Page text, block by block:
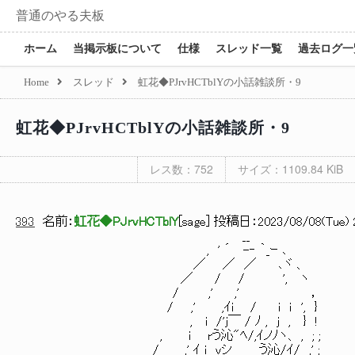
普通のやる夫板
ホーム 当掲示板について 仕様 スレッド一覧 過去ログ
Home スレッド 虹花◆PJrvHCTblYの小話雑談所・9
虹花◆PJrvHCTblYの小話雑談所・9
レス数：752 サイズ：1109.84 KiB
393 名前： 虹花◆PJrvHCTblY[ sage ] 投稿日： 2023/08/08(Tue)
, ' ´ -‐ ｀_ｰ ､
／ ／ ／ ､ヾ 、
／ / / ', ヽ
/ ,' ,' ，
/ ,' ,ｲi / i ｉ ', }
, i /'j￣ / ﾉ , j , } !
, i rう沁"ﾍ/,ｲノﾉヽ、 , ; ;
/ ,' ｲ i vシ う沁/ｲ/ ,' ;